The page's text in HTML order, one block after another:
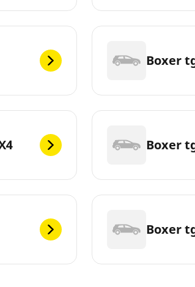
Boxer
Boxer
Boxer